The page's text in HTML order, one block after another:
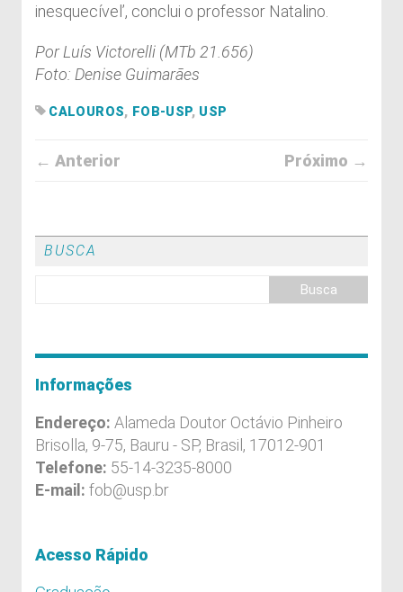
inesquecível’, conclui o professor Natalino.
Por Luís Victorelli (MTb 21.656)
Foto: Denise Guimarães
CALOUROS, FOB-USP, USP
← Anterior Próximo →
BUSCA
Informações
Endereço: Alameda Doutor Octávio Pinheiro
Brisolla, 9-75, Bauru - SP, Brasil, 17012-901
Telefone: 55-14-3235-8000
E-mail: fob@usp.br
Acesso Rápido